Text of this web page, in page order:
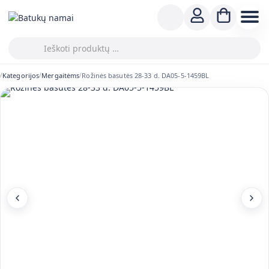
/Kategorijos/Mergaitėms/Rožinės basutės 28-33 d. DA05-5-1459BL